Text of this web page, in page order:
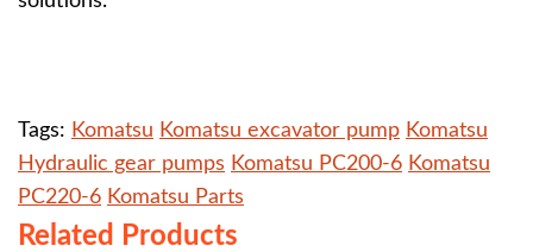
Tags: Komatsu Komatsu excavator pump Komatsu
Hydraulic gear pumps Komatsu PC200-6 Komatsu
PC220-6 Komatsu Parts
Related Products